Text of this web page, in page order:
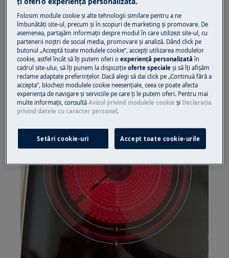
Atât zonele interioare, cât și cele exterioare apar
roșii.
Folosim module cookie și alte tehnologii similare pentru a ne
îmbunătăţi site-ul, precum și în scopuri de marketing și promovare. De
asemenea, partajăm informaţii despre modul în care utilizezi site-ul, cu
partenerii noștri de social media, promovare și analiză. Dând click pe
butonul „Acceptă toate modulele cookie”, accepţi utilizarea modulelor
cookie, astfel încât să îţi putem oferi oexperienţă personalizată în
cadrul site-ului, să îţi punem la dispoziţieoferte speciale și să îţi afișăm
reclame adaptate preferinţelor. Dacă alegi să dai click pe „Continuă fără a
accepta”, blochezi modulele cookie neesenţiale, ceea ce poate afecta
experienţa de navigare și serviciile pe care ţi le putem oferi. Pentru mai
multe informaţii, consultăAvizul privind modulele cookie și Declaraţia
privind datele cu caracter personal.
Setări cookie-uri Accept toate cookie-urile